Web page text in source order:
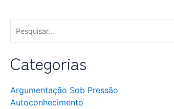
Categorias
Argumentação Sob Pressão
Autoconhecimento